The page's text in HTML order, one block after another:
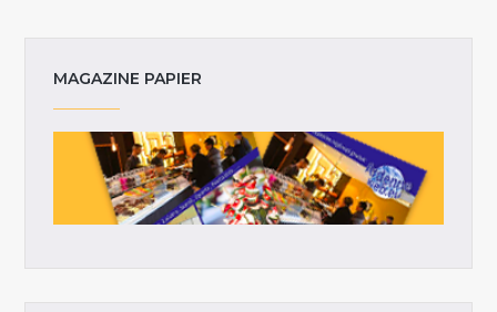
MAGAZINE PAPIER